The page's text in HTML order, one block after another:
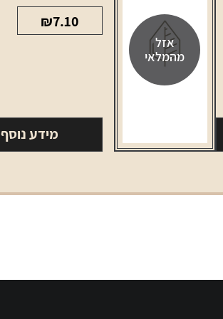
אזל
מהמלאי
₪7.10
מידע נוסף